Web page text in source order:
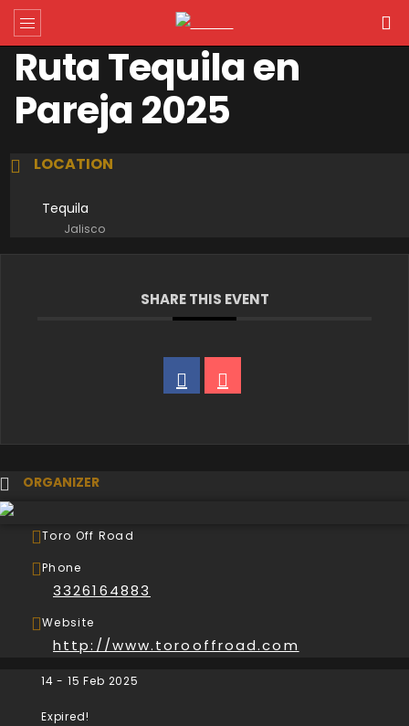
Ruta Tequila en
Pareja 2025
LOCATION
Tequila
Jalisco
SHARE THIS EVENT
ORGANIZER
Toro Off Road
Phone
3326164883
Website
http://www.torooffroad.com
14 - 15 Feb 2025
Expired!